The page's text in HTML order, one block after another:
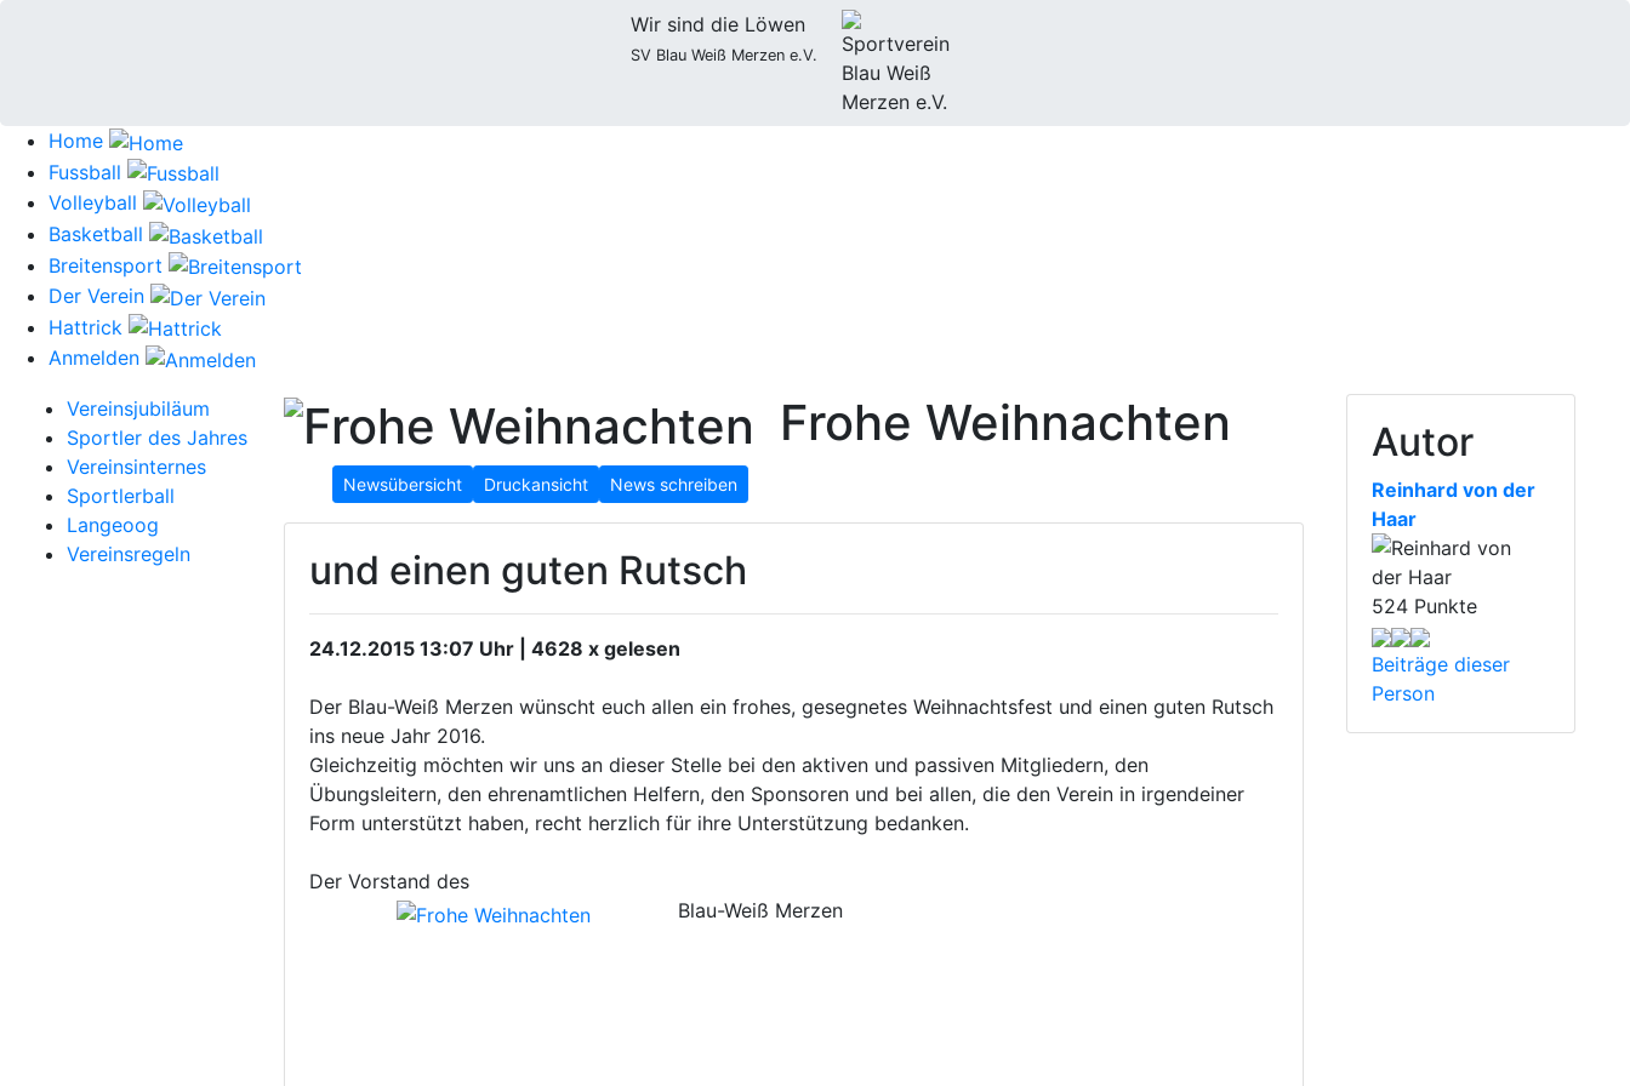
Wir sind die Löwen
SV Blau Weiß Merzen e.V.
Home
Fussball
Volleyball
Basketball
Breitensport
Der Verein
Hattrick
Anmelden
Vereinsjubiläum
Sportler des Jahres
Vereinsinternes
Sportlerball
Langeoog
Vereinsregeln
Frohe Weihnachten
Newsübersicht Druckansicht News schreiben
und einen guten Rutsch
24.12.2015 13:07 Uhr | 4628 x gelesen
Der Blau-Weiß Merzen wünscht euch allen ein frohes, gesegnetes Weihnachtsfest und einen guten Rutsch
ins neue Jahr 2016.
Gleichzeitig möchten wir uns an dieser Stelle bei den aktiven und passiven Mitgliedern, den
Übungsleitern, den ehrenamtlichen Helfern, den Sponsoren und bei allen, die den Verein in irgendeiner
Form unterstützt haben, recht herzlich für ihre Unterstützung bedanken.
Der Vorstand des
Blau-Weiß Merzen
Autor
Reinhard von der
Haar
524 Punkte
Beiträge dieser
Person